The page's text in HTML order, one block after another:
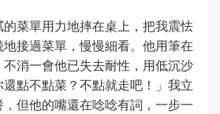
菜單用力地摔在桌上，把我震怯
接過菜單，慢慢細看。他用筆在
消一會他已失去耐性，用低沉沙
點不點菜？不點就走吧！」我立
但他的嘴還在唸唸有詞，一步一